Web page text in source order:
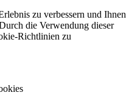
zu verbessern und Ihnen
die Verwendung dieser
Richtlinien zu